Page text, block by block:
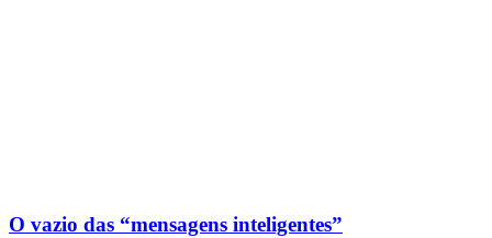
O vazio das “mensagens inteligentes”